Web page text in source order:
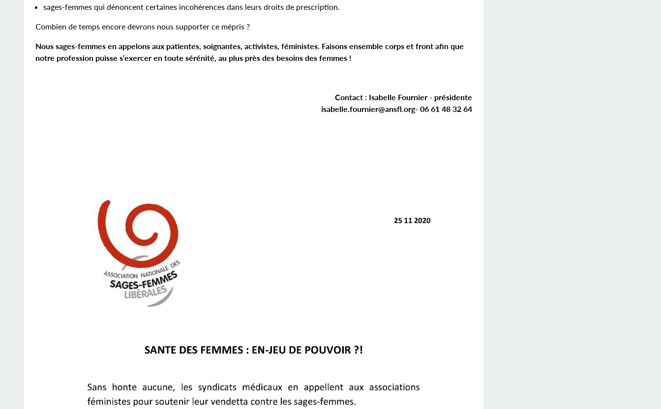
sages-femmes qui dénoncent certaines incohérences dans leurs droits de prescription.
Combien de temps encore devrons nous supporter ce mépris ?
Nous sages-femmes en appelons aux patientes, soignantes, activistes, féministes. Faisons ensemble corps et front afin que
notre profession puisse s’exercer en toute sérénité, au plus près des besoins des femmes !
Contact : Isabelle Fournier - présidente
isabelle.fournier@ansfl.org- 06 61 48 32 64